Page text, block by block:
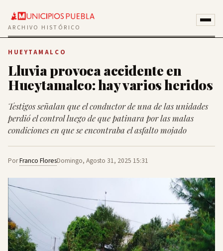
ARCHIVO HISTÓRICO
HUEYTAMALCO
Lluvia provoca accidente en
Hueytamalco: hay varios heridos
Testigos señalan que el conductor de una de las unidades
perdió el control luego de que patinara por las malas
condiciones en que se encontraba el asfalto mojado
PorFranco FloresDomingo, Agosto 31, 2025 15:31